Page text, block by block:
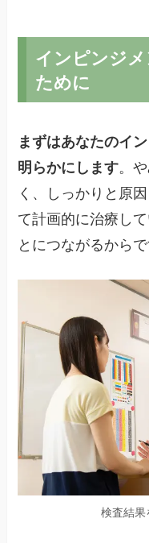
インピンジ
ために
まずはあなたのイ
明らかにします。
く、しっかりと原
て計画的に治療し
とにつながるからで
検査結果